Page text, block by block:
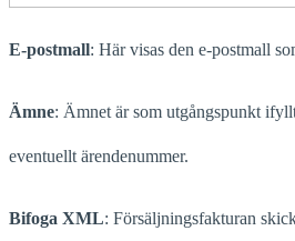
E-postmall: Här visas den e-postmall
Ämne: Ämnet är som utgångspunkt
eventuellt ärendenummer.
Bifoga XML: Försäljningsfakturan